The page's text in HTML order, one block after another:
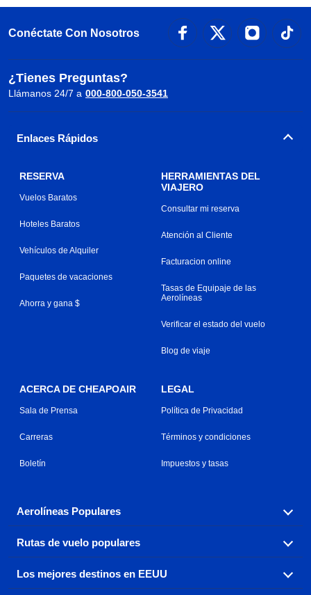
Conéctate Con Nosotros
¿Tienes Preguntas?
Llámanos 24/7 a 000-800-050-3541
Enlaces Rápidos
RESERVA
Vuelos Baratos
Hoteles Baratos
Vehículos de Alquiler
Paquetes de vacaciones
Ahorra y gana $
HERRAMIENTAS DEL
VIAJERO
Consultar mi reserva
Atención al Cliente
Facturacion online
Tasas de Equipaje de las
Aerolíneas
Verificar el estado del vuelo
Blog de viaje
ACERCA DE CHEAPOAIR
Sala de Prensa
Carreras
Boletín
LEGAL
Política de Privacidad
Términos y condiciones
Impuestos y tasas
Aerolíneas Populares
Explora nuestras opciones de tarifas aéreas baratas por
aerolínea, con más de 500 opciones para elegir.
Aeromexico
Rutas de vuelo populares
Reserva una de nuestras rutas de vuelo más populares
con tres sencillos clics.
Los mejores destinos en EEUU